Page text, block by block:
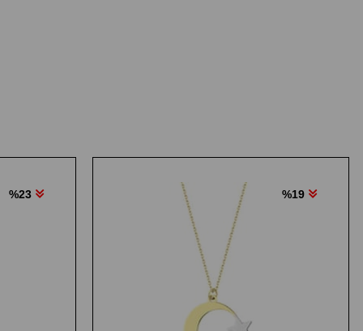
%23 %19